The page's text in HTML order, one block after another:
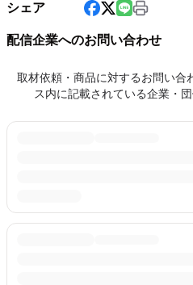
シェア
配信企業へのお問い合わせ
取材依頼・商品に対するお問い合
ス内に記載されている企業・